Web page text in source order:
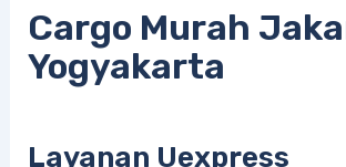
Cargo Murah
Yogyakarta
Layanan Uexpress